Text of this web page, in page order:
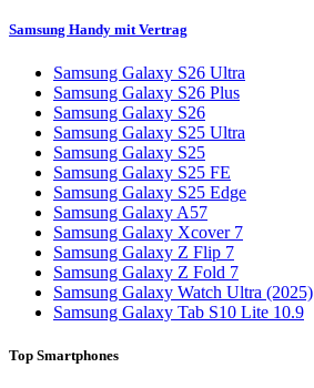
Samsung Handy mit Vertrag
Samsung Galaxy S26 Ultra
Samsung Galaxy S26 Plus
Samsung Galaxy S26
Samsung Galaxy S25 Ultra
Samsung Galaxy S25
Samsung Galaxy S25 FE
Samsung Galaxy S25 Edge
Samsung Galaxy A57
Samsung Galaxy Xcover 7
Samsung Galaxy Z Flip 7
Samsung Galaxy Z Fold 7
Samsung Galaxy Watch Ultra (2025)
Samsung Galaxy Tab S10 Lite 10.9
Top Smartphones